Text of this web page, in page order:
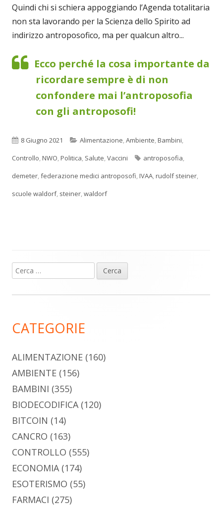
Quindi chi si schiera appoggiando l’Agenda totalitaria
non sta lavorando per la Scienza dello Spirito ad
indirizzo antroposofico, ma per qualcun altro...
Ecco perché la cosa importante da
ricordare sempre è di non
confondere mai l’antroposofia
con gli antroposofi!
Pubblicato
8 Giugno 2021 Categorie
Alimentazione,Ambiente,Bambini,
Controllo,NWO,Politica, Salute,Vaccini Tag
antroposofia,
demeter,federazione medici antroposofi,IVAA,rudolf steiner,
scuole waldorf, steiner,waldorf
Barra
laterale
Ricerca
per:
CATEGORIE
ALIMENTAZIONE (160)
AMBIENTE (156)
BAMBINI (355)
BIODECODIFICA (120)
BITCOIN (14)
CANCRO (163)
CONTROLLO (555)
ECONOMIA (174)
ESOTERISMO (55)
FARMACI (275)